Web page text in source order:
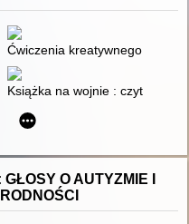
Ćwiczenia kreatywnego
Książka na wojnie : czytanie w
O AUTYZMIE I